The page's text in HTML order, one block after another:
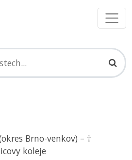
Brno-venkov) – †
koleje